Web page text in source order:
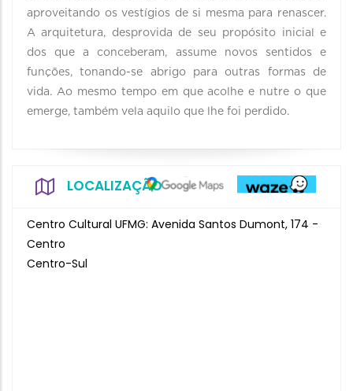
aproveitando os vestígios de si mesma para renascer.
A arquitetura, desprovida de seu propósito inicial e
dos que a conceberam, assume novos sentidos e
funções, tonando-se abrigo para outras formas de
vida. Ao mesmo tempo em que acolhe e nutre o que
emerge, também vela aquilo que lhe foi perdido.
LOCALIZAÇÃO
Centro Cultural UFMG: Avenida Santos Dumont, 174 -
Centro
Centro-Sul